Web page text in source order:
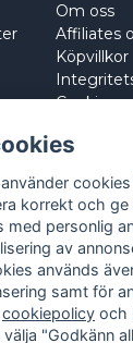
Om oss
Affiliates
Köpvillkor
Cookies
korrekt och ge
med personlig
av
används
samt för
cookiepolicy och
"Godkänn